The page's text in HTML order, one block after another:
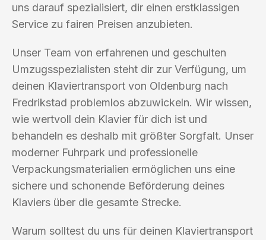
uns darauf spezialisiert, dir einen erstklassigen
Service zu fairen Preisen anzubieten.
Unser Team von erfahrenen und geschulten
Umzugsspezialisten steht dir zur Verfügung, um
deinen Klaviertransport von Oldenburg nach
Fredrikstad problemlos abzuwickeln. Wir wissen,
wie wertvoll dein Klavier für dich ist und
behandeln es deshalb mit größter Sorgfalt. Unser
moderner Fuhrpark und professionelle
Verpackungsmaterialien ermöglichen uns eine
sichere und schonende Beförderung deines
Klaviers über die gesamte Strecke.
Warum solltest du uns für deinen Klaviertransport